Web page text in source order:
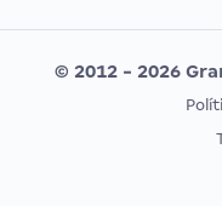
Editais publicados
CONCURSOS POR
© 2012 - 2026